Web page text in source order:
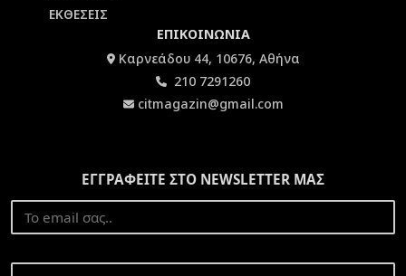
ΕΚΘΕΣΕΙΣ
ΕΠΙΚΟΙΝΩΝΙΑ
Καρνεάδου 44, 10676, Αθήνα
210 7291260
citmagazin@gmail.com
ΕΓΓΡΑΦΕΙΤΕ ΣΤΟ NEWSLETTER ΜΑΣ